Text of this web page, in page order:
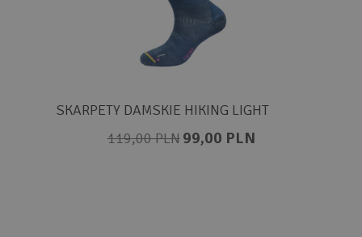
SKARPETY DAMSKIE HIKING LIGHT
119,00 PLN 99,00 PLN